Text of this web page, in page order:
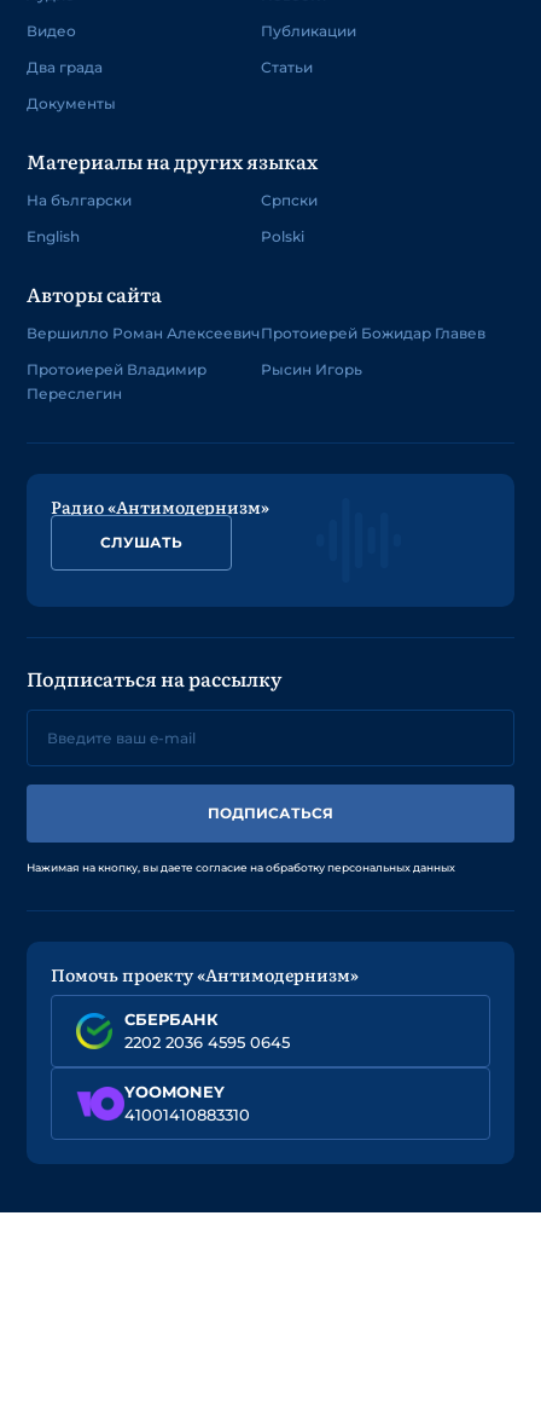
Видео
Два града
Документы
Публикации
Статьи
Материалы на других языках
На български
English
Српски
Polski
Авторы сайта
Вершилло Роман Алексеевич
Протоиерей Владимир
Переслегин
Протоиерей Божидар Главев
Рысин Игорь
Радио «Антимодернизм»
СЛУШАТЬ
Подписаться на рассылку
ПОДПИСАТЬСЯ
Нажимая на кнопку, вы даете согласие на обработку персональных данных
Помочь проекту «Антимодернизм»
СБЕРБАНК
2202 2036 4595 0645
YOOMONEY
41001410883310